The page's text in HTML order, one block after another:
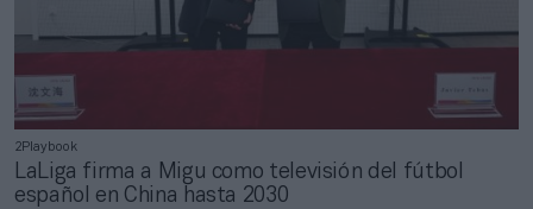
2Playbook
LaLiga firma a Migu como televisión del fútbol
español en China hasta 2030